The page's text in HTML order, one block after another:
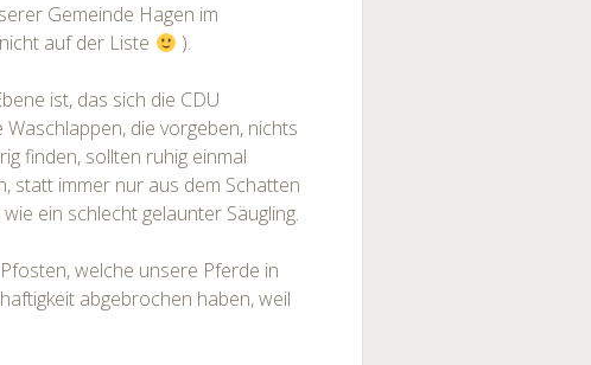
Gemeinde Hagen im
auf der Liste
).
ist, das sich die CDU
die vorgeben, nichts
finden, sollten ruhig einmal
statt immer nur aus dem Schatten
ein schlecht gelaunter Säugling.
welche unsere Pferde in
abgebrochen haben, weil